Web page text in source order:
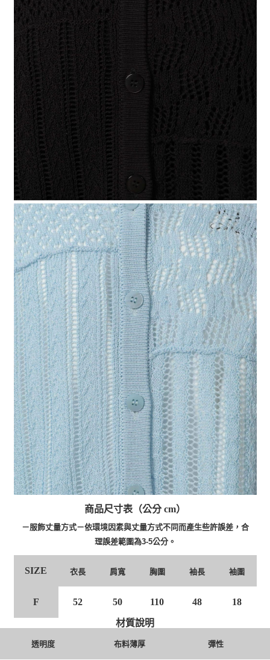
商品尺寸表（公分 cm）
－服飾丈量方式－依環境因素與丈量方式不同而產生些許誤差，合
理誤差範圍為3-5公分。
SIZE 衣長 肩寬 胸圍 袖長 袖圍
F 52 50 110 48 18
材質說明
透明度 布料薄厚 彈性